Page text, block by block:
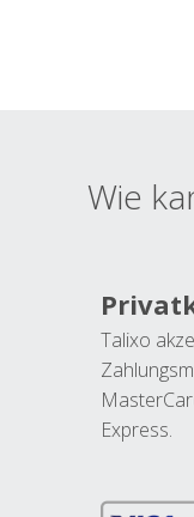
Wie
Talixo
Express.